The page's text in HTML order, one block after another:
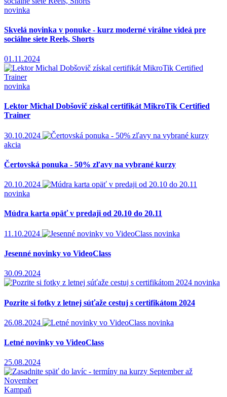
novinka
Skvelá novinka v ponuke - kurz moderné virálne videá pre
sociálne siete Reels, Shorts
01.11.2024
novinka
Lektor Michal Dobšovič získal certifikát MikroTik Certified
Trainer
30.10.2024
akcia
Čertovská ponuka - 50% zľavy na vybrané kurzy
20.10.2024
novinka
Múdra karta opäť v predaji od 20.10 do 20.11
11.10.2024 novinka
Jesenné novinky vo VideoClass
30.09.2024
novinka
Pozrite si fotky z letnej súťaže cestuj s certifikátom 2024
26.08.2024 novinka
Letné novinky vo VideoClass
25.08.2024
Kampaň